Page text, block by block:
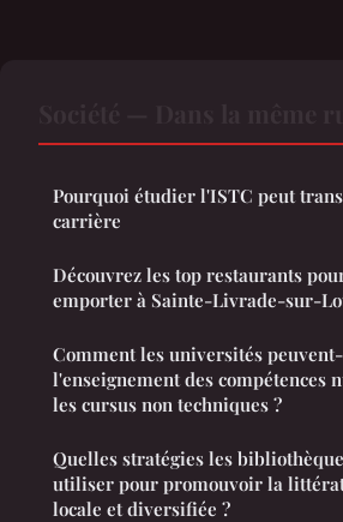
Pourquoi étudier l'ISTC peut
carrière
Découvrez les top restaurants
emporter à Sainte-Livrade-sur-
Comment les universités
l'enseignement des compétences
les cursus non techniques ?
Quelles stratégies les
utiliser pour promouvoir la
locale et diversifiée ?